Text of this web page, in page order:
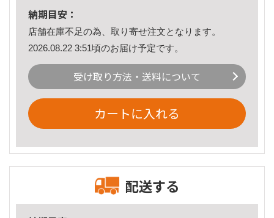
納期目安：
店舗在庫不足の為、取り寄せ注文となります。
2026.08.22 3:51頃のお届け予定です。
受け取り方法・送料について
カートに入れる
配送する